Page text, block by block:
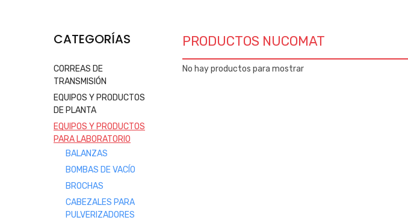
CATEGORÍAS
CORREAS DE
TRANSMISIÓN
EQUIPOS Y PRODUCTOS
DE PLANTA
EQUIPOS Y PRODUCTOS
PARA LABORATORIO
BALANZAS
BOMBAS DE VACÍO
BROCHAS
CABEZALES PARA
PULVERIZADORES
PRODUCTOS NUCOMAT
No hay productos para mostrar